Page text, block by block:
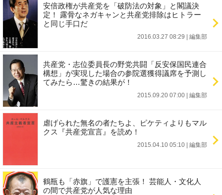
安倍政権が共産党を「破防法の対象」と閣議決
定！ 露骨なネガキャンと共産党排除はヒトラー
と同じ手口だ
2016.03.27 08:29 編集部
共産党・志位委員長の野党共闘「反安保国民連合
構想」が実現した場合の参院選獲得議席を予測し
てみたら…驚きの結果が！
2015.09.20 07:00 編集部
虐げられた無名の者たちよ、ピケティよりもマル
クス『共産党宣言』を読め！
2015.04.10 05:10 編集部
鶴瓶も「赤旗」で護憲を主張！ 芸能人・文化人
の間で共産党が人気な理由